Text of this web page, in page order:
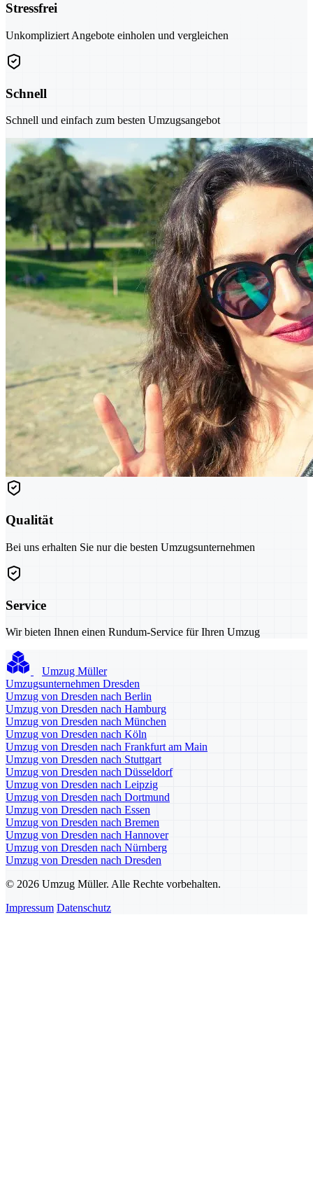
Stressfrei
Unkompliziert Angebote einholen und vergleichen
Schnell
Schnell und einfach zum besten Umzugsangebot
Qualität
Bei uns erhalten Sie nur die besten Umzugsunternehmen
Service
Wir bieten Ihnen einen Rundum-Service für Ihren Umzug
Umzug Müller
Umzugsunternehmen Dresden
Umzug von Dresden nach Berlin
Umzug von Dresden nach Hamburg
Umzug von Dresden nach München
Umzug von Dresden nach Köln
Umzug von Dresden nach Frankfurt am Main
Umzug von Dresden nach Stuttgart
Umzug von Dresden nach Düsseldorf
Umzug von Dresden nach Leipzig
Umzug von Dresden nach Dortmund
Umzug von Dresden nach Essen
Umzug von Dresden nach Bremen
Umzug von Dresden nach Hannover
Umzug von Dresden nach Nürnberg
Umzug von Dresden nach Dresden
© 2026 Umzug Müller. Alle Rechte vorbehalten.
Impressum Datenschutz